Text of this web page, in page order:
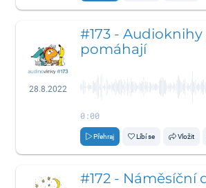
28.8.2022
#173 - Audioknihy
pomáhají
0:00
Přehraj Líbí se Vložit
#172 - Náměsíční